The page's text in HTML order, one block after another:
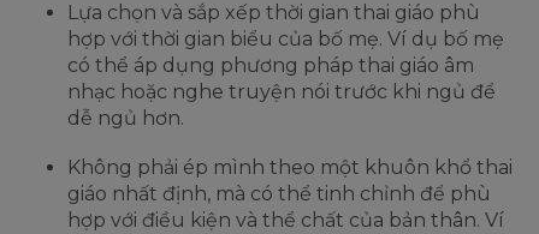
Lựa chọn và sắp xếp thời gian thai giáo phù
hợp với thời gian biểu của bố mẹ. Ví dụ bố mẹ
có thể áp dụng phương pháp thai giáo âm
nhạc hoặc nghe truyện nói trước khi ngủ để
dễ ngủ hơn.
Không phải ép mình theo một khuôn khổ thai
giáo nhất định, mà có thể tinh chỉnh để phù
hợp với điều kiện và thể chất của bản thân. Ví